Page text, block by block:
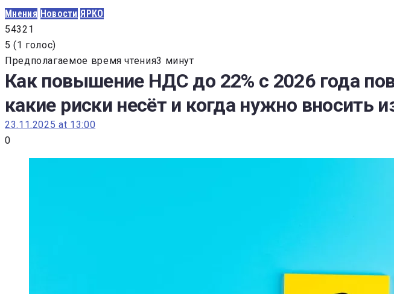
Мнения Новости ЯРКО
54321
5 (1 голос)
Предполагаемое время чтения3 минут
Как повышение НДС до 22% с 2026 года
какие риски несёт и когда нужно вносить
23.11.2025 at 13:00
0